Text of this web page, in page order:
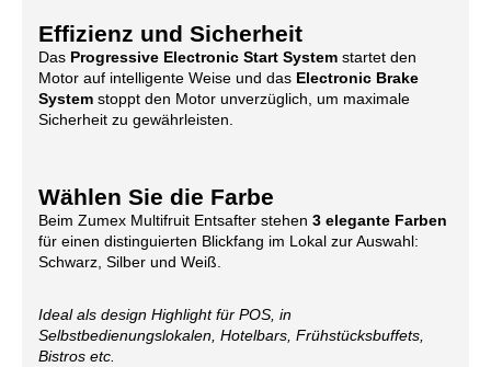
Effizienz und Sicherheit
Das Progressive Electronic Start System startet den
Motor auf intelligente Weise und das Electronic Brake
System stoppt den Motor unverzüglich, um maximale
Sicherheit zu gewährleisten.
Wählen Sie die Farbe
Beim Zumex Multifruit Entsafter stehen 3 elegante Farben
für einen distinguierten Blickfang im Lokal zur Auswahl:
Schwarz, Silber und Weiß.
Ideal als design Highlight für POS, in
Selbstbedienungslokalen, Hotelbars, Frühstücksbuffets,
Bistros etc.